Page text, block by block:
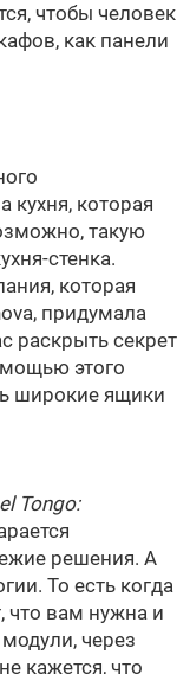
чтобы человек
как панели
кухня, которая
такую
стенка.
которая
, придумала
раскрыть секрет
этого
широкие ящики
Tongo:
решения. А
То есть когда
что вам нужна и
через
кажется, что